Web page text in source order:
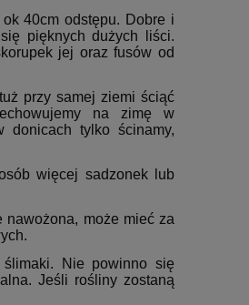
40cm odstępu. Dobre i
pięknych dużych liści.
jej oraz fusów od
przy samej ziemi ściąć
na zimę w
donicach tylko ścinamy,
więcej sadzonek lub
może mieć za
Nie powinno się
Jeśli rośliny zostaną